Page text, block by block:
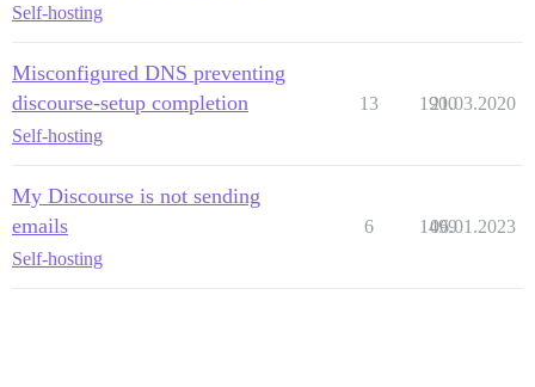
Self-hosting
Misconfigured DNS preventing
discourse-setup completion
Self-hosting
13 1900
21.03.2020
My Discourse is not sending
emails
Self-hosting
6 1499
06.01.2023